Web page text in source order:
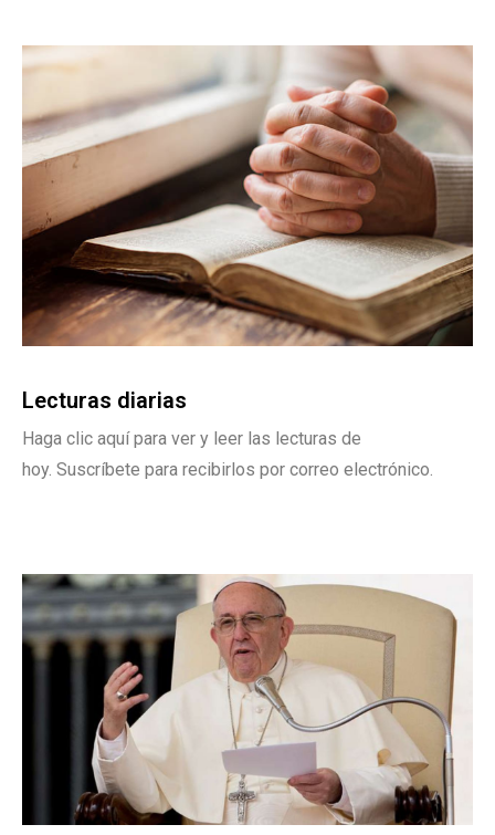
Lecturas diarias
Haga clic aquí para ver y leer las lecturas de
hoy. Suscríbete para recibirlos por correo electrónico.